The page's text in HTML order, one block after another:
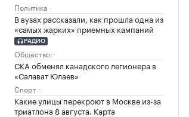
Политика
В вузах рассказали, как прошла одна из
«самых жарких» приемных кампаний
РАДИО
Общество
СКА обменял канадского легионера в
«Салават Юлаев»
Спорт
Какие улицы перекроют в Москве из-за
триатлона 8 августа. Карта